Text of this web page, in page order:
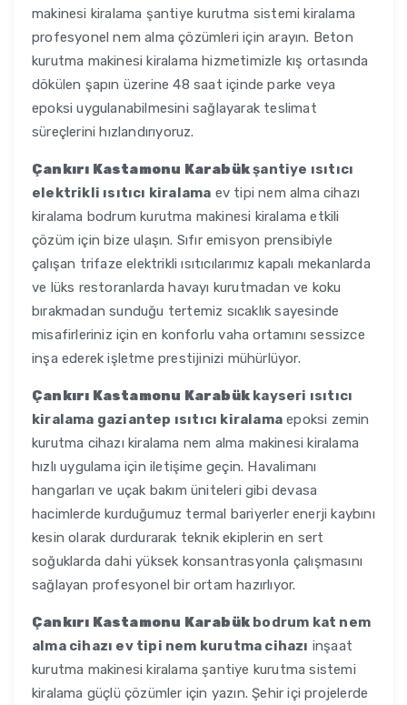
makinesi kiralama şantiye kurutma sistemi kiralama
profesyonel nem alma çözümleri için arayın. Beton
kurutma makinesi kiralama hizmetimizle kış ortasında
dökülen şapın üzerine 48 saat içinde parke veya
epoksi uygulanabilmesini sağlayarak teslimat
süreçlerini hızlandırıyoruz.
Çankırı Kastamonu Karabükşantiye ısıtıcı
elektrikli ısıtıcı kiralama ev tipi nem alma cihazı
kiralama bodrum kurutma makinesi kiralama etkili
çözüm için bize ulaşın. Sıfır emisyon prensibiyle
çalışan trifaze elektrikli ısıtıcılarımız kapalı mekanlarda
ve lüks restoranlarda havayı kurutmadan ve koku
bırakmadan sunduğu tertemiz sıcaklık sayesinde
misafirleriniz için en konforlu vaha ortamını sessizce
inşa ederek işletme prestijinizi mühürlüyor.
Çankırı Kastamonu Karabük kayseri ısıtıcı
kiralama gaziantep ısıtıcı kiralama epoksi zemin
kurutma cihazı kiralama nem alma makinesi kiralama
hızlı uygulama için iletişime geçin. Havalimanı
hangarları ve uçak bakım üniteleri gibi devasa
hacimlerde kurduğumuz termal bariyerler enerji kaybını
kesin olarak durdurarak teknik ekiplerin en sert
soğuklarda dahi yüksek konsantrasyonla çalışmasını
sağlayan profesyonel bir ortam hazırlıyor.
Çankırı Kastamonu Karabük bodrum kat nem
alma cihazı ev tipi nem kurutma cihazı inşaat
kurutma makinesi kiralama şantiye kurutma sistemi
kiralama güçlü çözümler için yazın. Şehir içi projelerde